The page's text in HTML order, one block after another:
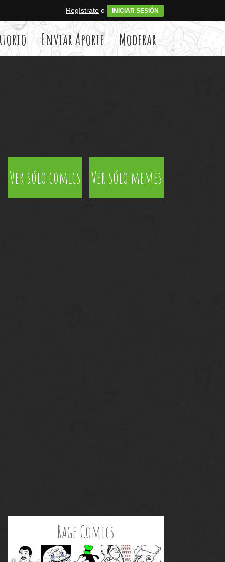
Regístrate o INICIAR SESIÓN
Enviar Aporte Moderar
Ver sólo comics Ver sólo memes
Rage Comics